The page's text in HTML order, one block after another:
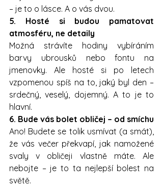
– je to o lásce. A o vás dvou.
5. Hosté si budou pamatovat
atmosféru, ne detaily
Možná strávíte hodiny vybíráním
barvy ubrousků nebo fontu na
jmenovky. Ale hosté si po letech
vzpomenou spíš na to, jaký byl den –
srdečný, veselý, dojemný. A to je to
hlavní.
6. Bude vás bolet obličej – od smíchu
Ano! Budete se tolik usmívat (a smát),
že vás večer překvapí, jak namožené
svaly v obličeji vlastně máte. Ale
nebojte – je to ta nejlepší bolest na
světě.